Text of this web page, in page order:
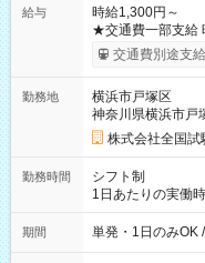
給与
時給1,300円～
★交通費一部支給
※勤務回数により
り！】 希望され
例】 ・河合塾模
×8時間＝日収
円の場合あり ・
円（役割手当＋100
間】試用期間なし
交通費別途支
勤務地
横浜市戸塚区
神奈川県横浜市戸
株式会社全国試
勤務時間
シフト制
1日あたりの実働
間は 試験により
期間 単発・1日のみOK